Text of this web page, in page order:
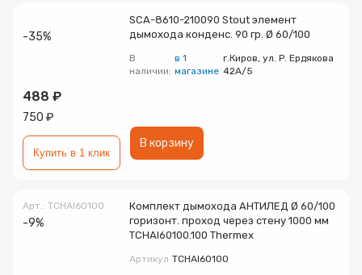
-35%
SCA-8610-210090 Stout элемент
дымохода конденс. 90 гр. Ø 60/100
В
наличии:
в 1
магазине
г.Киров, ул. Р. Ердякова
42А/5
488 ₽
750 ₽
В корзину
Купить в 1 клик
Арт.: TCHAI60100
-9%
Комплект дымохода АНТИЛЕД Ø 60/100
горизонт. проход через стену 1000 мм
TCHAI60100.100 Thermex
Артикул TCHAI60100